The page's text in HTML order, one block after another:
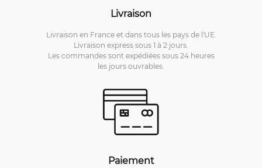
Livraison
Livraison en France et dans tous les pays de l'UE.
Livraison express sous 1 à 2 jours.
Les commandes sont expédiées sous 24 heures
les jours ouvrables.
Paiement